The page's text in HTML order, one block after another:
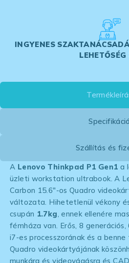
INGYENES
LEHETŐSÉG
Specifikáció
Szállítás és
A Lenovo Thinkpad P1 Gen1 a
üzleti workstation ultrabook. A
Carbon 15.6″-os Quadro
változata. Hihetetlenül vékony
csupán 1.7kg , ennek ellenére
fémháza van. Erős, 8
i7-es processzorának és a
Quadro videokártyájának
munkára és videovágásra és